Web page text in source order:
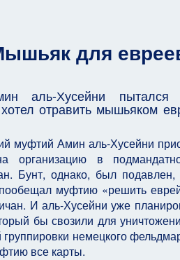
для
аль-Хусейни пытался
отравить мышьяком
муфтий Амин аль-Хусейни
организацию в
Бунт, однако, был
муфтию «решить
И аль-Хусейни уже
бы свозили для
группировки немецкого
все карты.